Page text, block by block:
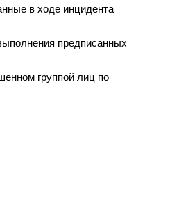
в ходе инцидента
предписанных
группой лиц по